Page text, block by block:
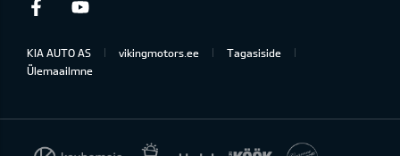
Facebook
KIA AUTO AS vikingmotors.ee
Tagasiside
Ülemaailmne